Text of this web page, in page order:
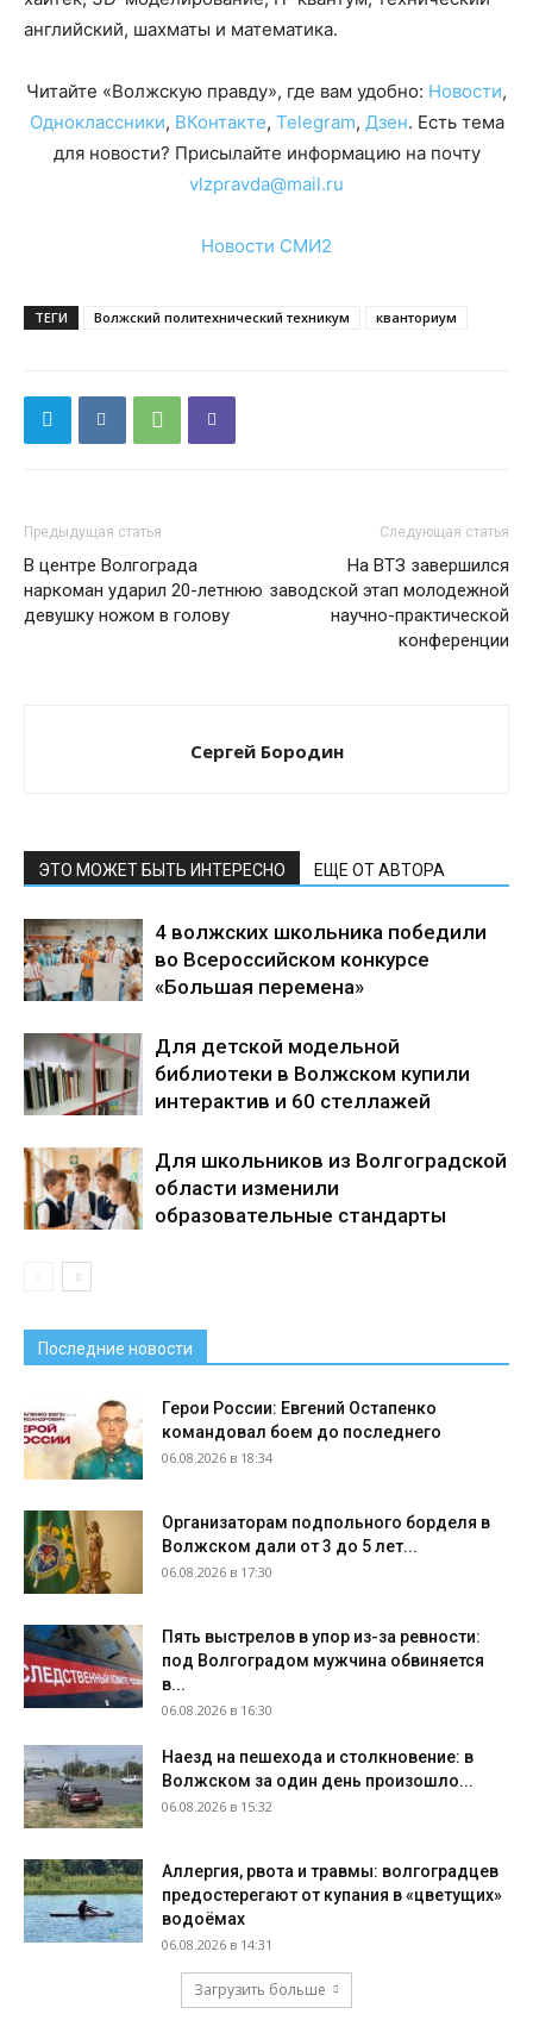
английский, шахматы и математика.
Читайте «Волжскую правду», где вам удобно: Новости,
Одноклассники, ВКонтакте, Telegram, Дзен. Есть тема
для новости? Присылайте информацию на почту
vlzpravda@mail.ru
Новости СМИ2
ТЕГИ Волжский политехнический техникум кванториум
Предыдущая статья
В центре Волгограда
наркоман ударил 20-летнюю
девушку ножом в голову
Следующая статья
На ВТЗ завершился
заводской этап молодежной
научно-практической
конференции
Сергей Бородин
ЭТО МОЖЕТ БЫТЬ ИНТЕРЕСНО ЕЩЕ ОТ АВТОРА
4 волжских школьника победили
во Всероссийском конкурсе
«Большая перемена»
Для детской модельной
библиотеки в Волжском купили
интерактив и 60 стеллажей
Для школьников из Волгоградской
области изменили
образовательные стандарты
Последние новости
Герои России: Евгений Остапенко
командовал боем до последнего
06.08.2026 в 18:34
Организаторам подпольного борделя в
Волжском дали от 3 до 5 лет...
06.08.2026 в 17:30
Пять выстрелов в упор из-за ревности:
под Волгоградом мужчина обвиняется
в...
06.08.2026 в 16:30
Наезд на пешехода и столкновение: в
Волжском за один день произошло...
06.08.2026 в 15:32
Аллергия, рвота и травмы: волгоградцев
предостерегают от купания в «цветущих»
водоёмах
06.08.2026 в 14:31
Загрузить больше